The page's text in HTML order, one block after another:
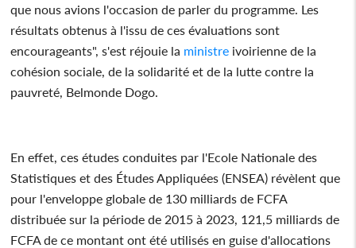
que nous avions l'occasion de parler du programme. Les
résultats obtenus à l'issu de ces évaluations sont
encourageants", s'est réjouie la ministre ivoirienne de la
cohésion sociale, de la solidarité et de la lutte contre la
pauvreté, Belmonde Dogo.
En effet, ces études conduites par l'Ecole Nationale des
Statistiques et des Études Appliquées (ENSEA) révèlent que
pour l'enveloppe globale de 130 milliards de FCFA
distribuée sur la période de 2015 à 2023, 121,5 milliards de
FCFA de ce montant ont été utilisés en guise d'allocations